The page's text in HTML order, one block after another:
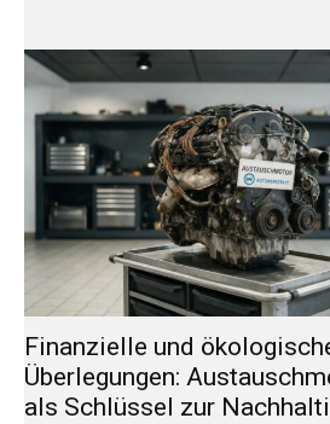
Finanzielle und
Überlegungen:
als Schlüssel zur